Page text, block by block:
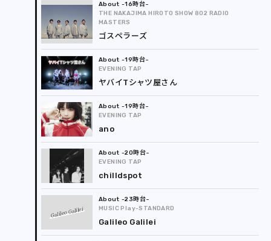
-16時台
THE NAKAJIMA HIROTO SHOW 802 RADIO
MASTERS
ゴスペラーズ
-19時台
EVENING TAP
ヤバイTシャツ屋さん
-19時台
EVENING TAP
ano
-20時台
EVENING TAP
chilldspot
Galileo Galilei
-23時台
MUSIC Play-STANDARD
Galileo Galilei